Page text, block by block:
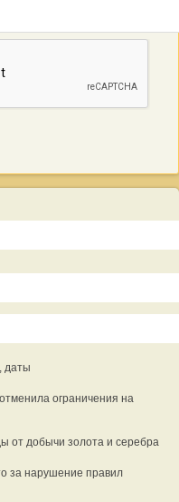
даты
ограничения на
от добычи золота и серебра
за нарушение правил